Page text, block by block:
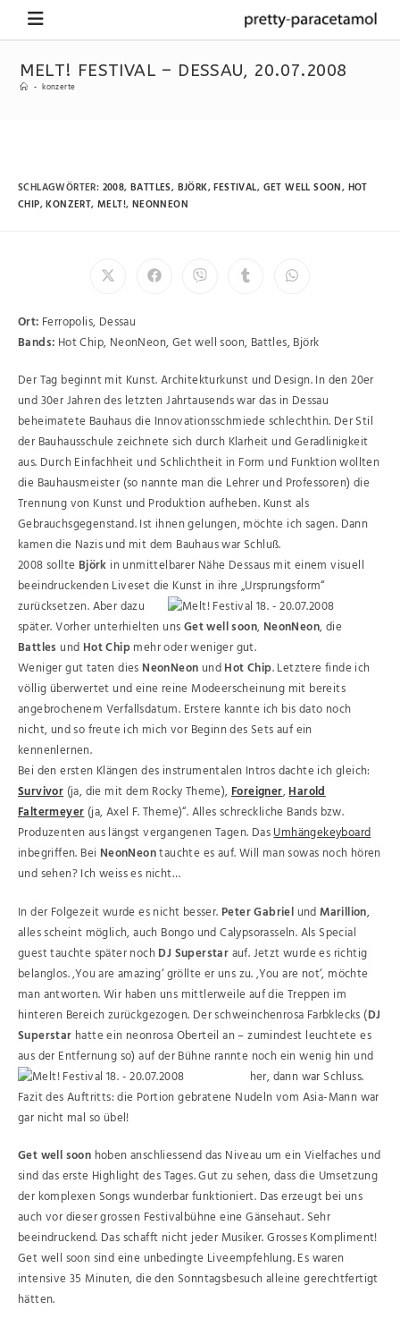
MELT! FESTIVAL – DESSAU, 20.07.2008
- konzerte
SCHLAGWÖRTER: 2008, BATTLES, BJÖRK,FESTIVAL, GET WELL SOON, HOT
CHIP,KONZERT, MELT!, NEONNEON
Ort: Ferropolis, Dessau
Bands: Hot Chip, NeonNeon, Get well soon, Battles, Björk
Der Tag beginnt mit Kunst. Architekturkunst und Design. In den 20er
und 30er Jahren des letzten Jahrtausends war das in Dessau
beheimatete Bauhaus die Innovationsschmiede schlechthin. Der Stil
der Bauhausschule zeichnete sich durch Klarheit und Geradlinigkeit
aus. Durch Einfachheit und Schlichtheit in Form und Funktion wollten
die Bauhausmeister (so nannte man die Lehrer und Professoren) die
Trennung von Kunst und Produktion aufheben. Kunst als
Gebrauchsgegenstand. Ist ihnen gelungen, möchte ich sagen. Dann
kamen die Nazis und mit dem Bauhaus war Schluß.
2008 sollte Björk in unmittelbarer Nähe Dessaus mit einem visuell
beeindruckenden Liveset die Kunst in ihre „Ursprungsform“
zurücksetzen.Aber dazu
später. Vorher unterhielten unsGet well soon, NeonNeon, die
Battles und Hot Chipmehr oder weniger gut.
Weniger gut taten dies NeonNeon undHot Chip. Letztere finde ich
völlig überwertet und eine reine Modeerscheinung mit bereits
angebrochenem Verfallsdatum. Erstere kannte ich bis dato noch
nicht, und so freute ich mich vor Beginn des Sets auf ein
kennenlernen.
Bei den ersten Klängen des instrumentalen Intros dachte ich gleich:
Survivor(ja, die mit dem Rocky Theme),Foreigner,Harold
Faltermeyer(ja, Axel F. Theme)“. Alles schreckliche Bands bzw.
Produzenten aus längst vergangenen Tagen. DasUmhängekeyboard
inbegriffen. Bei NeonNeontauchte es auf. Will man sowas noch hören
und sehen? Ich weiss es nicht…
In der Folgezeit wurde es nicht besser. Peter Gabriel undMarillion,
alles scheint möglich, auch Bongo und Calypsorasseln. Als Special
guest tauchte später nochDJ Superstarauf. Jetzt wurde es richtig
belanglos. ‚You are amazing‘ gröllte er uns zu. ‚You are not‘, möchte
man antworten. Wir haben uns mittlerweile auf die Treppen im
hinteren Bereich zurückgezogen. Der schweinchenrosa Farbklecks (DJ
Superstar hatte ein neonrosa Oberteil an – zumindest leuchtete es
aus der Entfernung so) auf der Bühne rannte noch ein wenig hin und
her, dann war Schluss.
Fazit des Auftritts: die Portion gebratene Nudeln vom Asia-Mann war
gar nicht mal so übel!
Get well soon hoben anschliessend das Niveau um ein Vielfaches und
sind das erste Highlight des Tages. Gut zu sehen, dass die Umsetzung
der komplexen Songs wunderbar funktioniert. Das erzeugt bei uns
auch vor dieser grossen Festivalbühne eine Gänsehaut. Sehr
beeindruckend. Das schafft nicht jeder Musiker. Grosses Kompliment!
Get well soon sind eine unbedingte Liveempfehlung. Es waren
intensive 35 Minuten, die den Sonntagsbesuch alleine gerechtfertigt
hätten.